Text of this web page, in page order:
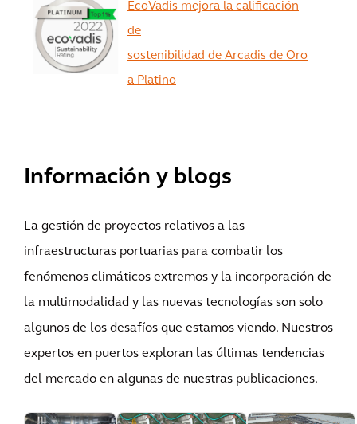
EcoVadis mejora la calificación
de
sostenibilidad de Arcadis de Oro
a Platino
Información y blogs
La gestión de proyectos relativos a las
infraestructuras portuarias para combatir los
fenómenos climáticos extremos y la incorporación de
la multimodalidad y las nuevas tecnologías son solo
algunos de los desafíos que estamos viendo. Nuestros
expertos en puertos exploran las últimas tendencias
del mercado en algunas de nuestras publicaciones.